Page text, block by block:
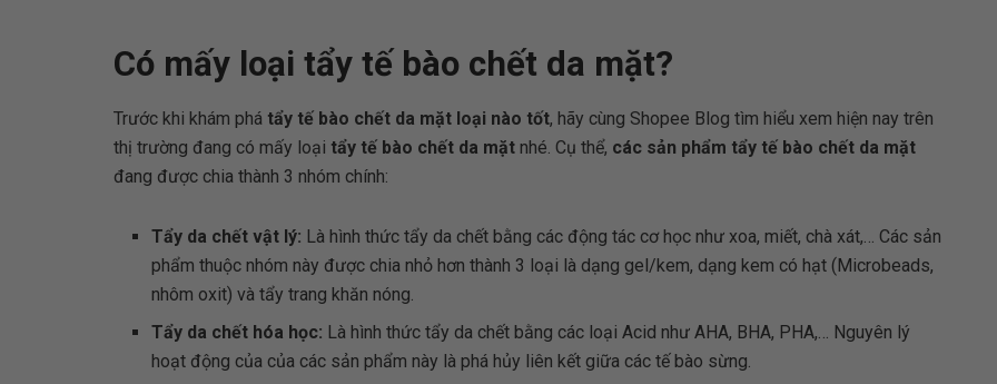
Có mấy loại tẩy tế bào chết da mặt?
Trước khi khám phá tẩy tế bào chết da mặt loại nào tốt, hãy cùng Shopee Blog tìm hiểu xem hiện nay trên
thị trường đang có mấy loại tẩy tế bào chết da mặt nhé. Cụ thể, các sản phẩm tẩy tế bào chết da mặt
đang được chia thành 3 nhóm chính:
Tẩy da chết vật lý: Là hình thức tẩy da chết bằng các động tác cơ học như xoa, miết, chà xát,… Các sản
phẩm thuộc nhóm này được chia nhỏ hơn thành 3 loại là dạng gel/kem, dạng kem có hạt (Microbeads,
nhôm oxit) và tẩy trang khăn nóng.
Tẩy da chết hóa học: Là hình thức tẩy da chết bằng các loại Acid như AHA, BHA, PHA,… Nguyên lý
hoạt động của của các sản phẩm này là phá hủy liên kết giữa các tế bào sừng.